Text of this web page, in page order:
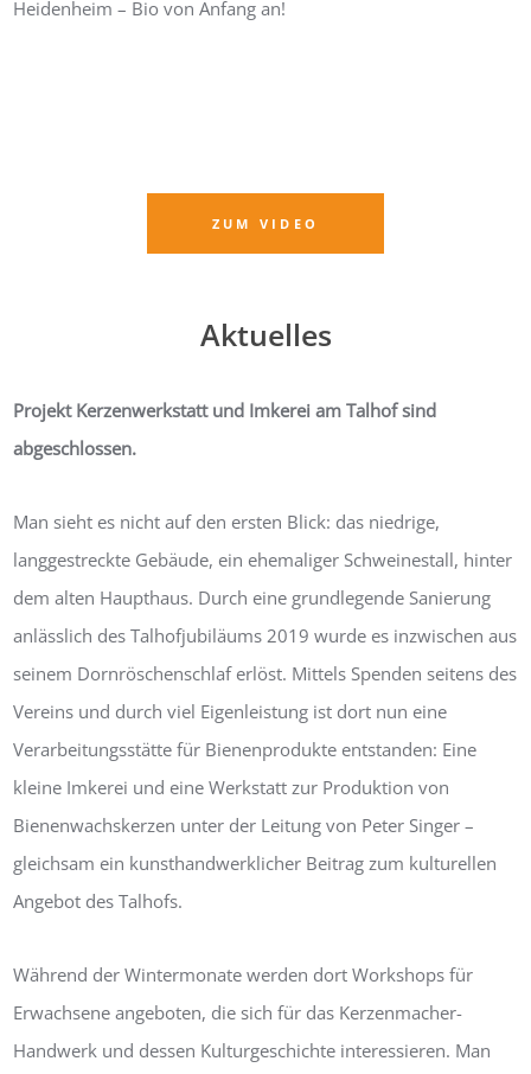
Heidenheim – Bio von Anfang an!
ZUM VIDEO
Aktuelles
Projekt Kerzenwerkstatt und Imkerei am Talhof sind
abgeschlossen.
Man sieht es nicht auf den ersten Blick: das niedrige,
langgestreckte Gebäude, ein ehemaliger Schweinestall, hinter
dem alten Haupthaus. Durch eine grundlegende Sanierung
anlässlich des Talhofjubiläums 2019 wurde es inzwischen aus
seinem Dornröschenschlaf erlöst. Mittels Spenden seitens des
Vereins und durch viel Eigenleistung ist dort nun eine
Verarbeitungsstätte für Bienenprodukte entstanden: Eine
kleine Imkerei und eine Werkstatt zur Produktion von
Bienenwachskerzen unter der Leitung von Peter Singer –
gleichsam ein kunsthandwerklicher Beitrag zum kulturellen
Angebot des Talhofs.
Während der Wintermonate werden dort Workshops für
Erwachsene angeboten, die sich für das Kerzenmacher-
Handwerk und dessen Kulturgeschichte interessieren. Man